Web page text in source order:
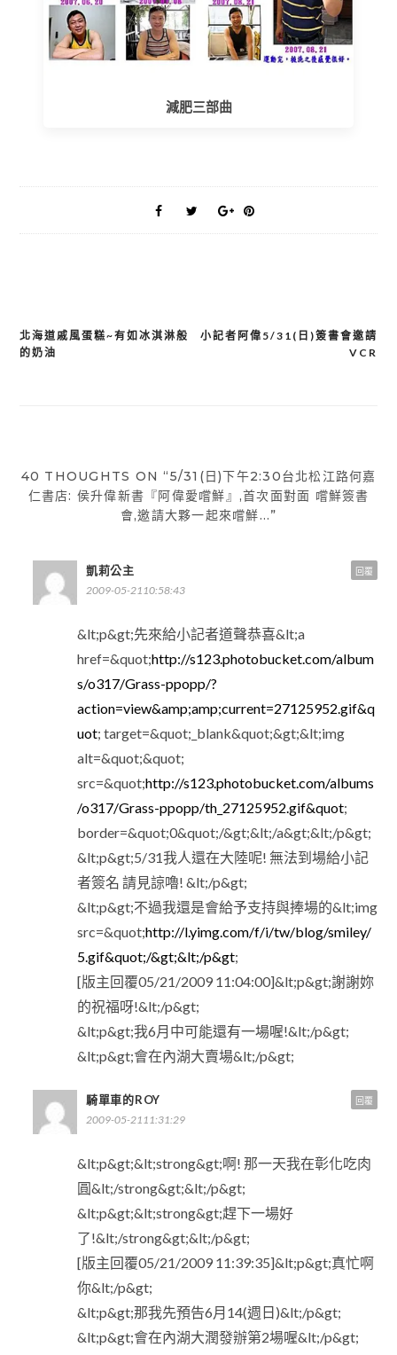
減肥三部曲
文
北海道戚風蛋糕~有如冰淇淋般
的奶油
小記者阿偉5/31(日)簽書會邀請
VCR
40 THOUGHTS ON “5/31(日)下午2:30台北松江路何嘉
仁書店: 侯升偉新書『阿偉愛嚐鮮』,首次面對面 嚐鮮簽書
會,邀請大夥一起來嚐鮮…”
凱莉公主
2009-05-2110:58:43
&lt;p&gt;先來給小記者道聲恭喜&lt;a
href=&quot;http://s123.photobucket.com/album
s/o317/Grass-ppopp/?
action=view&amp;amp;current=27125952.gif&q
uot; target=&quot;_blank&quot;&gt;&lt;img
alt=&quot;&quot;
src=&quot;http://s123.photobucket.com/albums
/o317/Grass-ppopp/th_27125952.gif&quot;
border=&quot;0&quot;/&gt;&lt;/a&gt;&lt;/p&gt;
&lt;p&gt;5/31我人還在大陸呢! 無法到場給小記
者簽名 請見諒嚕! &lt;/p&gt;
&lt;p&gt;不過我還是會給予支持與捧場的&lt;img
src=&quot;http://l.yimg.com/f/i/tw/blog/smiley/
5.gif&quot;/&gt;&lt;/p&gt;
[版主回覆05/21/2009 11:04:00]&lt;p&gt;謝謝妳
的祝福呀!&lt;/p&gt;
&lt;p&gt;我6月中可能還有一場喔!&lt;/p&gt;
&lt;p&gt;會在內湖大賣場&lt;/p&gt;
回覆
騎單車的ROY
2009-05-2111:31:29
&lt;p&gt;&lt;strong&gt;啊! 那一天我在彰化吃肉
圓&lt;/strong&gt;&lt;/p&gt;
&lt;p&gt;&lt;strong&gt;趕下一場好
了!&lt;/strong&gt;&lt;/p&gt;
[版主回覆05/21/2009 11:39:35]&lt;p&gt;真忙啊
你&lt;/p&gt;
&lt;p&gt;那我先預告6月14(週日)&lt;/p&gt;
&lt;p&gt;會在內湖大潤發辦第2場喔&lt;/p&gt;
回覆